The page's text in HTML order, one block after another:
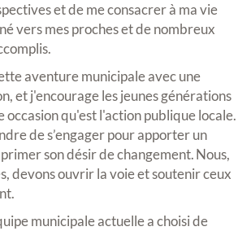
et de me consacrer à ma vie
vers mes proches et de nombreux
aventure municipale avec une
et j'encourage les jeunes générations
occasion qu'est l'action publique locale.
de s’engager pour apporter un
son désir de changement. Nous,
devons ouvrir la voie et soutenir ceux
municipale actuelle a choisi de